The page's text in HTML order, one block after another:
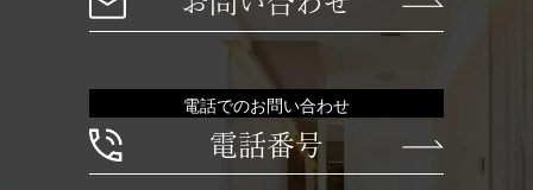
電話でのお問い合わせ
電話番号